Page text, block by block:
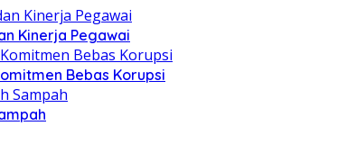
Kinerja Pegawai
Bebas Korupsi